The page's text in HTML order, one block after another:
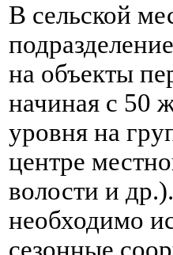
В сельской
на объекты
начиная с 50
уровня на
центре
волости и
необходимо